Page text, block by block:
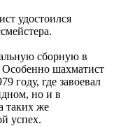
удостоился
сборную в
шахматист
году, где завоевал
но и в
таких же
успех.